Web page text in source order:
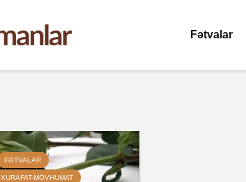
Fətvalar
FƏTVALAR
XURAFAT-MÖVHUMAT